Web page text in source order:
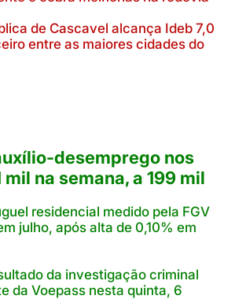
de Cascavel alcança Ideb 7,0
entre as maiores cidades do
desemprego nos
mil na semana, a 199 mil
residencial medido pela FGV
julho, após alta de 0,10% em
da investigação criminal
da Voepass nesta quinta, 6